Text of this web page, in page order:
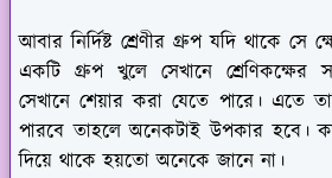
আবার নির্দিষ্ট শ্রেণীর গ্রুপ যদি থাকে সে
একটি গ্রুপ খুলে সেখানে শ্রেণিকক্ষের
সেখানে শেয়ার করা যেতে পারে। এতে
পারবে তাহলে অনেকটাই উপকার হবে।
দিয়ে থাকে হয়তো অনেকে জানে না।